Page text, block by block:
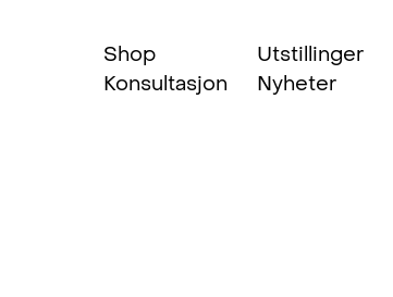
Shop Utstillinger
Konsultasjon
Nyheter